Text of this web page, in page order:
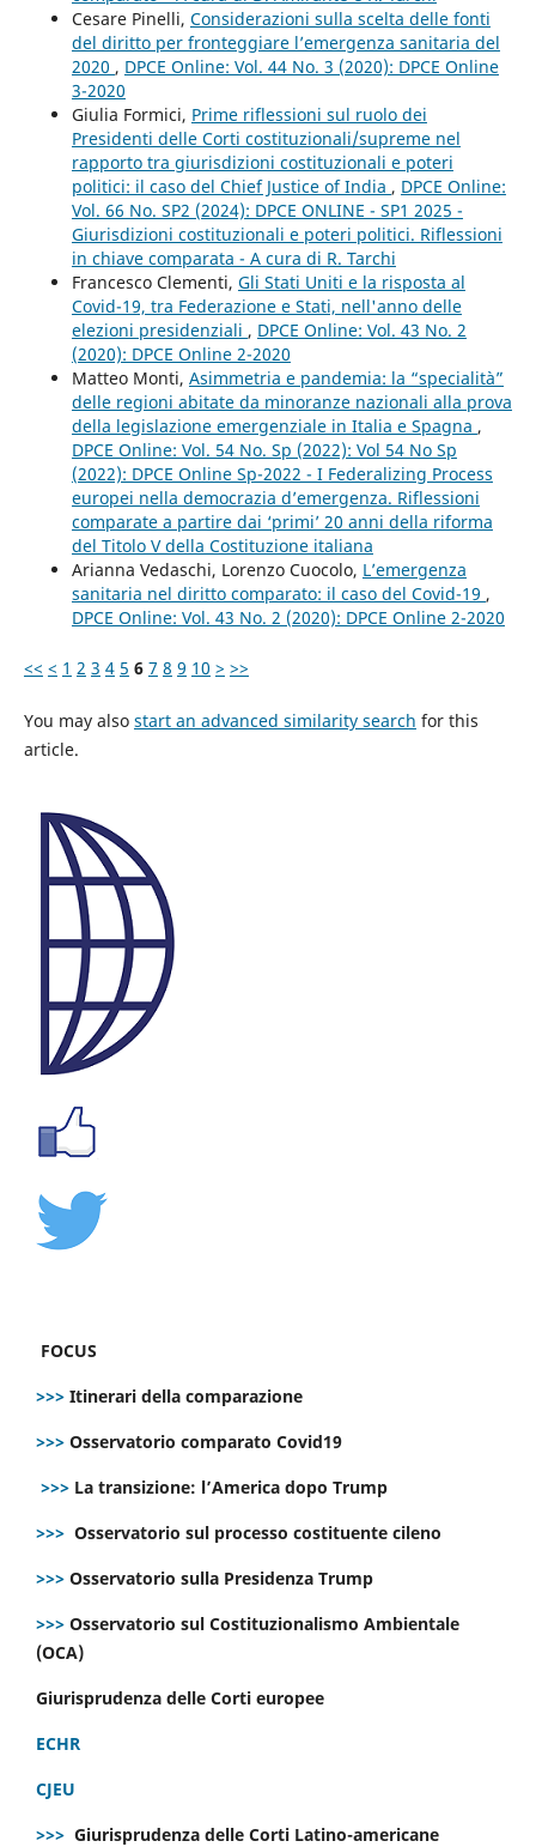
Cesare Pinelli, Considerazioni sulla scelta delle fonti
del diritto per fronteggiare l’emergenza sanitaria del
2020 , DPCE Online: Vol. 44 No. 3 (2020): DPCE Online
3-2020
Giulia Formici, Prime riflessioni sul ruolo dei
Presidenti delle Corti costituzionali/supreme nel
rapporto tra giurisdizioni costituzionali e poteri
politici: il caso del Chief Justice of India , DPCE Online:
Vol. 66 No. SP2 (2024): DPCE ONLINE - SP1 2025 -
Giurisdizioni costituzionali e poteri politici. Riflessioni
in chiave comparata - A cura di R. Tarchi
Francesco Clementi, Gli Stati Uniti e la risposta al
Covid-19, tra Federazione e Stati, nell'anno delle
elezioni presidenziali , DPCE Online: Vol. 43 No. 2
(2020): DPCE Online 2-2020
Matteo Monti, Asimmetria e pandemia: la “specialità”
delle regioni abitate da minoranze nazionali alla prova
della legislazione emergenziale in Italia e Spagna ,
DPCE Online: Vol. 54 No. Sp (2022): Vol 54 No Sp
(2022): DPCE Online Sp-2022 - I Federalizing Process
europei nella democrazia d’emergenza. Riflessioni
comparate a partire dai ‘primi’ 20 anni della riforma
del Titolo V della Costituzione italiana
Arianna Vedaschi, Lorenzo Cuocolo, L’emergenza
sanitaria nel diritto comparato: il caso del Covid-19 ,
DPCE Online: Vol. 43 No. 2 (2020): DPCE Online 2-2020
<< < 1 2 3 4 5 6 7 8 9 10 > >>
You may also start an advanced similarity search for this
article.
FOCUS
>>> Itinerari della comparazione
>>> Osservatorio comparato Covid19
>>> La transizione: l’America dopo Trump
>>> Osservatorio sul processo costituente cileno
>>> Osservatorio sulla Presidenza Trump
>>> Osservatorio sul Costituzionalismo Ambientale
(OCA)
Giurisprudenza delle Corti europee
ECHR
CJEU
>>> Giurisprudenza delle Corti Latino-americane